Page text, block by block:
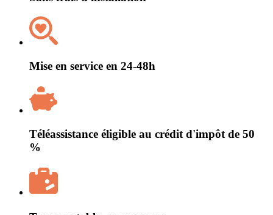
Mise en service en 24-48h
Téléassistance éligible au crédit d'impôt de 50
%